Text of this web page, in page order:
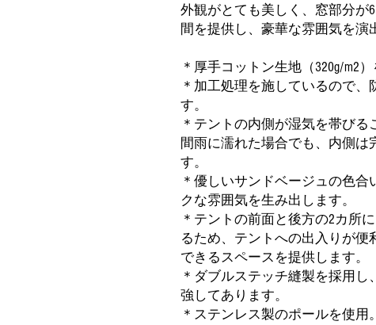
外観がとても美しく、窓部分が
間を提供し、豪華な雰囲気を演
＊厚手コットン生地（320g/m2
＊加工処理を施しているので
す。
＊テントの内側が湿気を帯び
間雨に濡れた場合でも、内側は
す。
＊優しいサンドベージュの色
クな雰囲気を生み出します。
＊テントの前面と後方の2カ所
るため、テントへの出入りが便
できるスペースを提供します。
＊ダブルステッチ縫製を採用
強してあります。
＊ステンレス製のポールを使用。